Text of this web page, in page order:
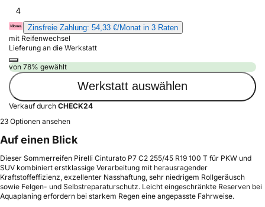
4
Zinsfreie Zahlung: 54,33 €/Monat in 3 Raten
mit Reifenwechsel
Lieferung an die Werkstatt
von 78% gewählt
Werkstatt auswählen
Verkauf durch CHECK24
23 Optionen ansehen
Auf einen Blick
Dieser Sommerreifen Pirelli Cinturato P7 C2 255/45 R19 100 T für PKW und
SUV kombiniert erstklassige Verarbeitung mit herausragender
Kraftstoffeffizienz, exzellenter Nasshaftung, sehr niedrigem Rollgeräusch
sowie Felgen- und Selbstreparaturschutz. Leicht eingeschränkte Reserven bei
Aquaplaning erfordern bei starkem Regen eine angepasste Fahrweise.